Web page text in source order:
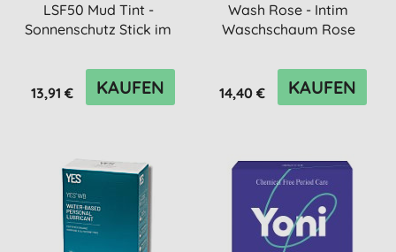
LSF50 Mud Tint -
Sonnenschutz Stick im
13,91 € KAUFEN
Wash Rose - Intim
Waschschaum Rose
14,40 € KAUFEN